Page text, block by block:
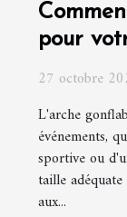
pour
27 octobre
L'arche
événements,
sportive ou
taille
aux...